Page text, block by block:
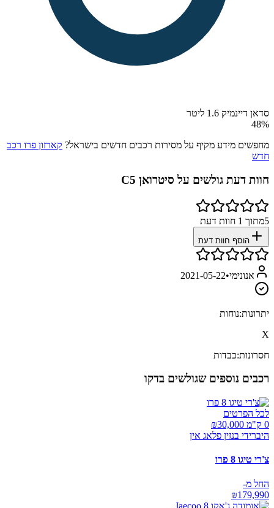
סדאן דיינמיק 1.6 ליטר
48%
מחפשים מידע מקיף על מסירות רכבים חדשים בישראל? קארזון פרו רכב
חדש
חוות דעת גולשים על סיטרואן C5
5מתוך 1 חוות דעת
הוסף חוות דעת
אנונימי•
2021-05-22
יתרונות:נוחות
X
חסרונות:כבדות
רכבים נוספים שגולשים בדקו
לכל הפרטים
0 ק"מ ₪
30,000
היברידי בנזין פלאג אין
צ'רי טיגו 8 פרו
החל מ-
₪179,990